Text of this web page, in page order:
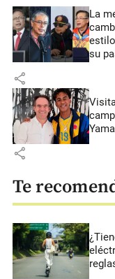
La
su
share
share
Te